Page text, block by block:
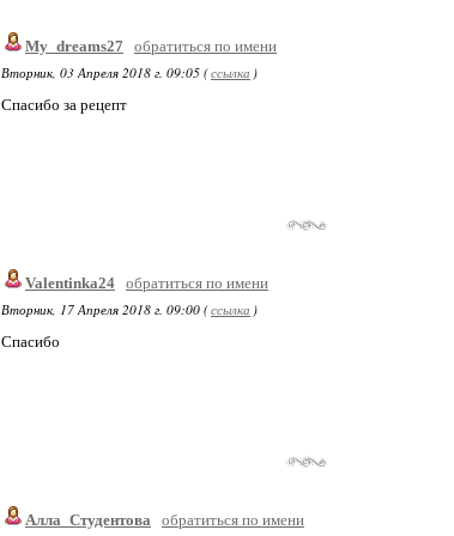
My_dreams27
обратиться по имени
Вторник, 03 Апреля 2018 г. 09:05 (ссылка )
Спасибо за рецепт
Valentinka24 обратиться по имени
Вторник, 17 Апреля 2018 г. 09:00 (ссылка )
Спасибо
Алла_Студентова обратиться по имени